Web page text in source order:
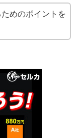
めのポイントを